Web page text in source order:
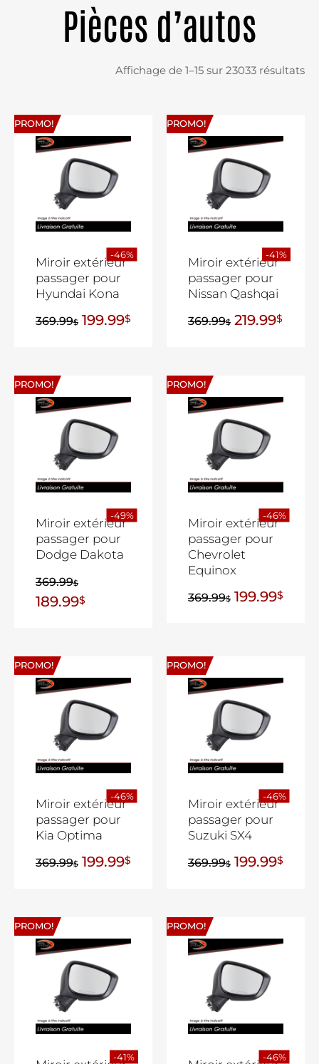
Pièces d’autos
Affichage de 1–15 sur 23033 résultats
PROMO!
Miroir extérieur
passager pour
Hyundai Kona
369.99$ 199.99$
-46%
PROMO!
Miroir extérieur
passager pour
Nissan Qashqai
369.99$ 219.99$
-41%
PROMO!
Miroir extérieur
passager pour
Dodge Dakota
369.99$
189.99$
-49%
PROMO!
Miroir extérieur
passager pour
Chevrolet
Equinox
369.99$ 199.99$
-46%
PROMO!
Miroir extérieur
passager pour
Kia Optima
369.99$ 199.99$
-46%
PROMO!
Miroir extérieur
passager pour
Suzuki SX4
369.99$ 199.99$
-46%
PROMO!
-41%
PROMO!
-46%